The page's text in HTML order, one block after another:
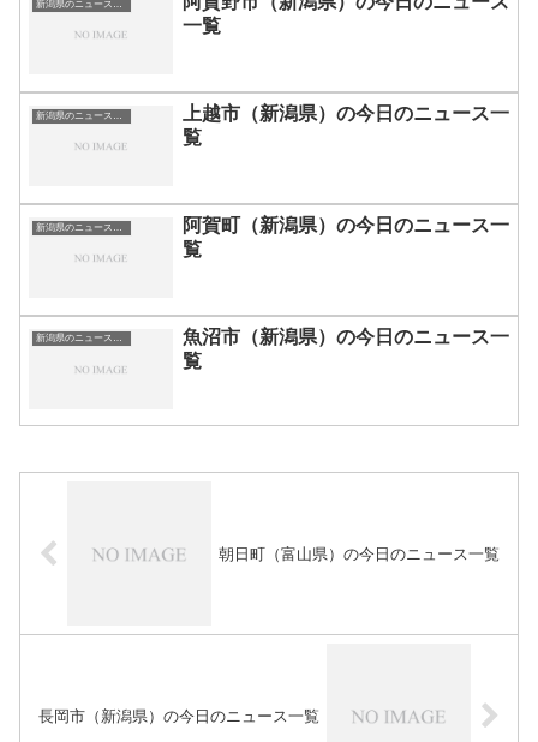
一覧
上越市（新潟県）の今日のニュース一
覧
阿賀町（新潟県）の今日のニュース一
覧
新潟県のニュース一覧
魚沼市（新潟県）の今日のニュース一
覧
朝日町（富山県）の今日のニュース一覧
長岡市（新潟県）の今日のニュース一覧